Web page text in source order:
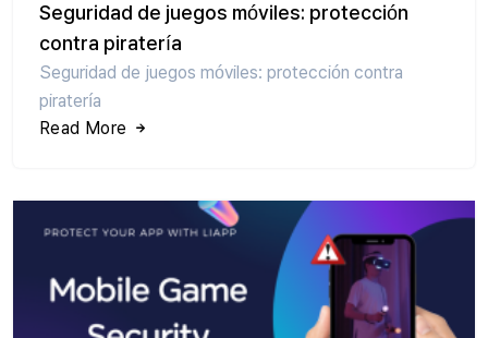
Seguridad de juegos móviles: protección
contra piratería
Seguridad de juegos móviles: protección contra
piratería
Read More